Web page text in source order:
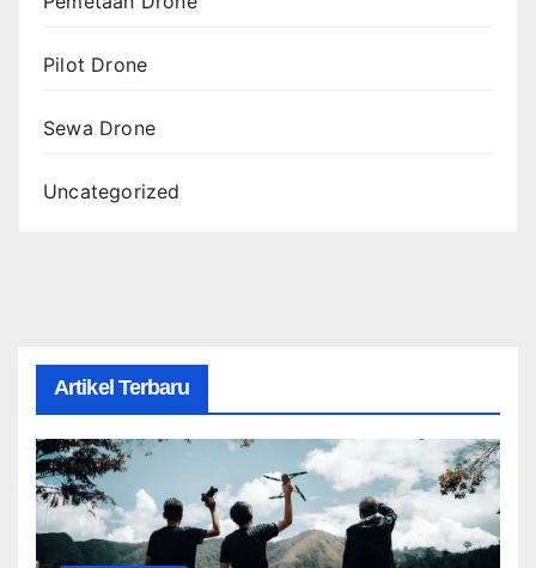
Pilot Drone
Sewa Drone
Uncategorized
Artikel Terbaru